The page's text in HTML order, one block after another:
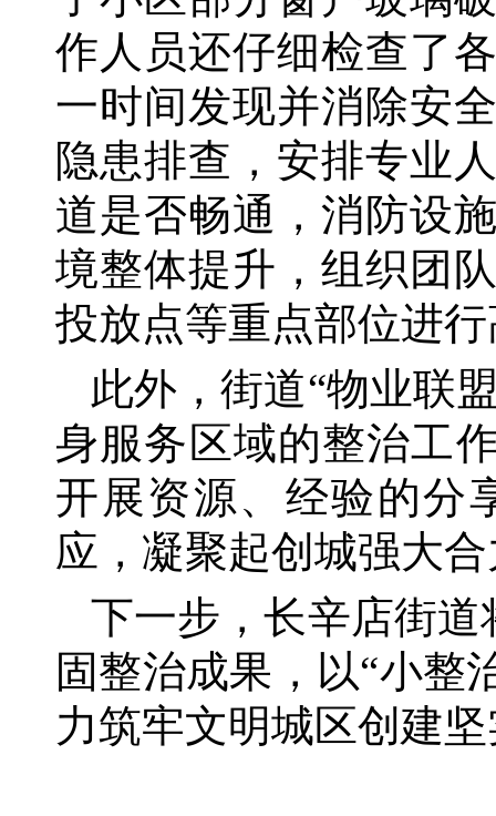
作人员还仔细检查了
一时间发现并消除安
隐患排查，安排专业
道是否畅通，消防设
境整体提升，组织团
投放点等重点部位进
此外，街道“物业联
身服务区域的整治工
开展资源、经验的分
应，凝聚起创城强大
下一步，长辛店街道
固整治成果，以“小整
力筑牢文明城区创建